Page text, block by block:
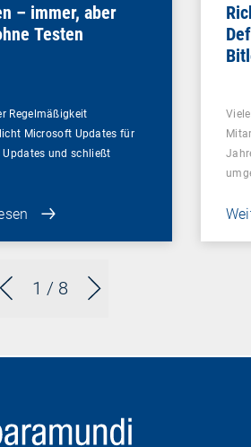
1 / 8
– immer, aber
Testen
Regelmäßigkeit
Microsoft Updates für
Updates und schließt